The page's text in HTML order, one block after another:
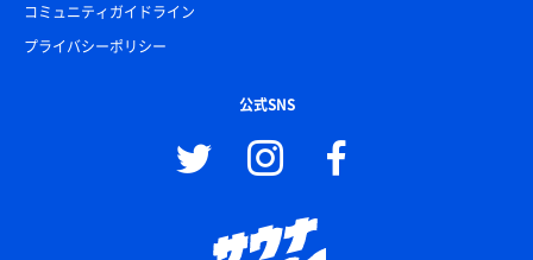
コミュニティガイドライン
プライバシーポリシー
公式SNS